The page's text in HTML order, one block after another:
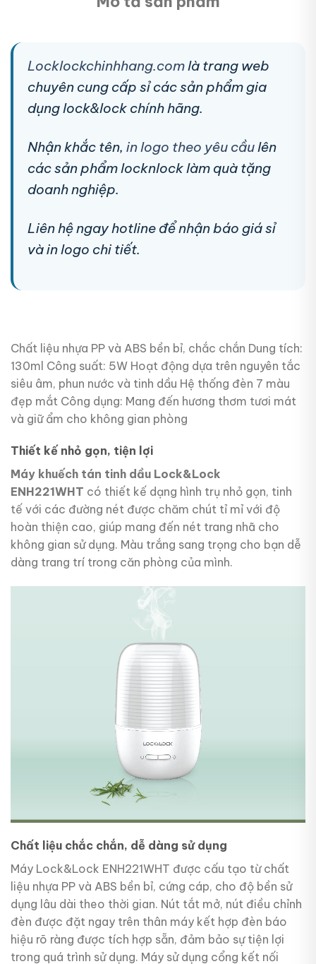
Locklockchinhhang.comlà trang web
chuyên cung cấp sỉ các sản phẩm gia
dụng lock&lock chính hãng.
Nhận khắc tên, in logo theo yêu cầulên
các sản phẩm locknlock làm quà tặng
doanh nghiệp.
Liên hệ ngay hotline để nhận báo giá sỉ
và in logo chi tiết.
Chất liệu nhựa PP và ABS bền bỉ, chắc chắn Dung tích:
130ml Công suất: 5W Hoạt động dựa trên nguyên tắc
siêu âm, phun nước và tinh dầu Hệ thống đèn 7 màu
đẹp mắt Công dụng: Mang đến hương thơm tươi mát
và giữ ẩm cho không gian phòng
Thiết kế nhỏ gọn, tiện lợi
Máy khuếch tán tinh dầu Lock&Lock
ENH221WHT có thiết kế dạng hình trụ nhỏ gọn, tinh
tế với các đường nét được chăm chút tỉ mỉ với độ
hoàn thiện cao, giúp mang đến nét trang nhã cho
không gian sử dụng. Màu trắng sang trọng cho bạn dễ
dàng trang trí trong căn phòng của mình.
Chất liệu chắc chắn, dễ dàng sử dụng
Máy Lock&Lock ENH221WHT được cấu tạo từ chất
liệu nhựa PP và ABS bền bỉ, cứng cáp, cho độ bền sử
dụng lâu dài theo thời gian. Nút tắt mở, nút điều chỉnh
đèn được đặt ngay trên thân máy kết hợp đèn báo
hiệu rõ ràng được tích hợp sẵn, đảm bảo sự tiện lợi
trong quá trình sử dụng. Máy sử dụng cổng kết nối